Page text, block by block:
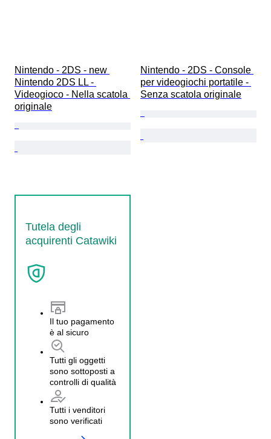
Nintendo - 2DS - new
Nintendo 2DS LL -
Videogioco - Nella scatola
originale
Nintendo - 2DS - Console
per videogiochi portatile -
Senza scatola originale
Tutela degli
acquirenti Catawiki
Il tuo pagamento
è al sicuro
Tutti gli oggetti
sono sottoposti a
controlli di qualità
Tutti i venditori
sono verificati